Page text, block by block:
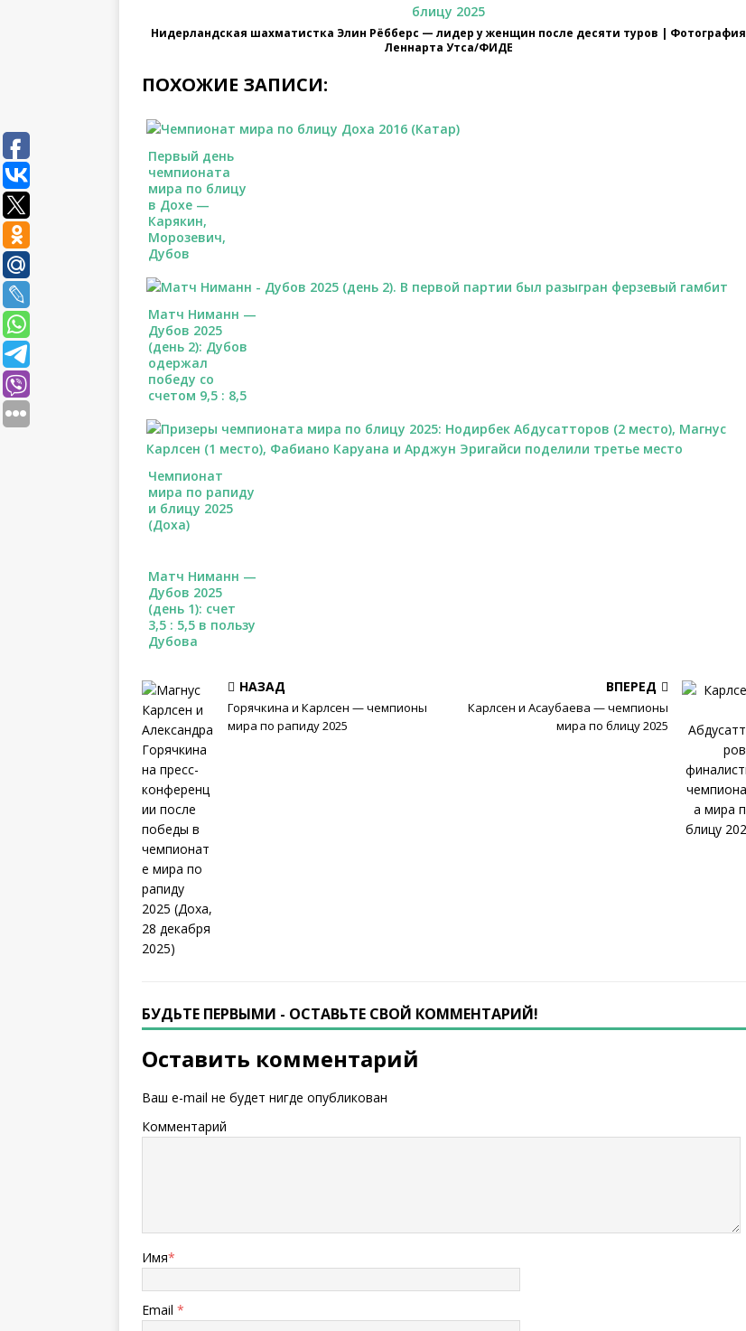
Нидерландская шахматистка Элин Рёбберс — лидер у женщин после десяти туров | Фотография
Леннарта Утса/ФИДЕ
ПОХОЖИЕ ЗАПИСИ:
Первый день
чемпионата
мира по блицу
в Дохе —
Карякин,
Морозевич,
Дубов
Матч Ниманн —
Дубов 2025
(день 2): Дубов
одержал
победу со
счетом 9,5 : 8,5
Чемпионат
мира по рапиду
и блицу 2025
(Доха)
Матч Ниманн —
Дубов 2025
(день 1): счет
3,5 : 5,5 в пользу
Дубова
НАЗАД
Горячкина и Карлсен — чемпионы
мира по рапиду 2025
ВПЕРЕД
Карлсен и Асаубаева — чемпионы
мира по блицу 2025
БУДЬТЕ ПЕРВЫМИ - ОСТАВЬТЕ СВОЙ КОММЕНТАРИЙ!
Оставить комментарий
Ваш e-mail не будет нигде опубликован
Комментарий
Имя*
Email *